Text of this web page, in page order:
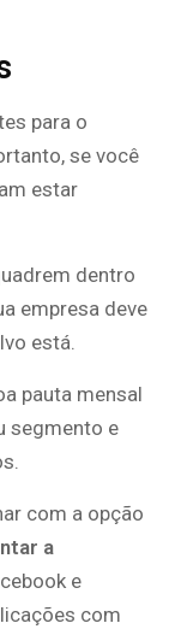
para o
se você
estar
dentro
empresa deve
está.
pauta mensal
segmento e
com a opção
a
e
com